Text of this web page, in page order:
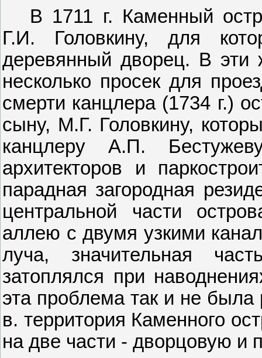
В 1711 г. Каменный
Г.И. Головкину, для
деревянный дворец. В
несколько просек для
смерти канцлера (1734 г.)
сыну, М.Г. Головкину,
канцлеру А.П.
архитекторов и
парадная загородная
центральной части
аллею с двумя узкими
луча, значительная
затоплялся при
эта проблема так и не
в. территория Каменного
на две части - дворцовую и